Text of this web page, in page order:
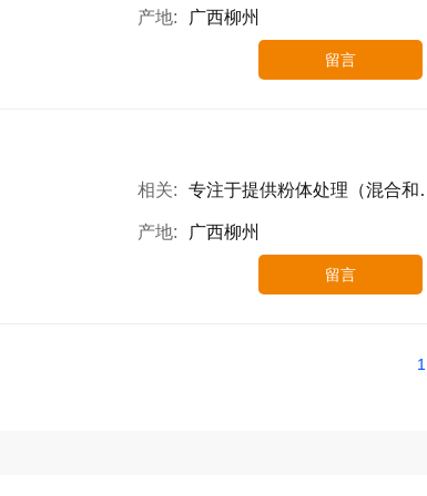
产地: 广西柳州
留言
相关: 专注于提供粉体处理（混合和颗粒设计为主）设备,高粘高固搅拌设备和粉液自动上料系统的高端智能装备解决方案
产地: 广西柳州
留言
1